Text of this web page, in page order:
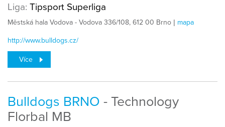
Liga: Tipsport Superliga
Městská hala Vodova - Vodova 336/108, 612 00 Brno | mapa
http://www.bulldogs.cz/
Více
Bulldogs BRNO - Technology
Florbal MB